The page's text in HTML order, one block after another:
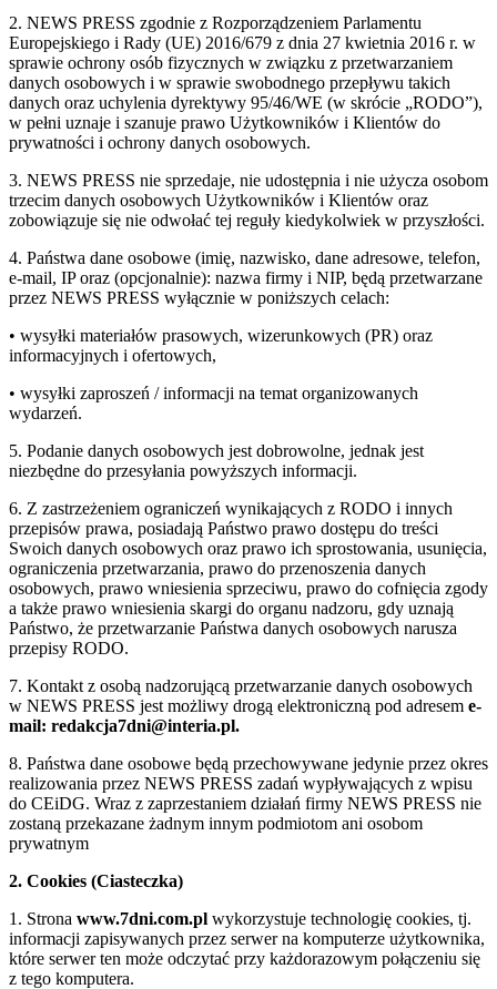
2. NEWS PRESS zgodnie z Rozporządzeniem Parlamentu
Europejskiego i Rady (UE) 2016/679 z dnia 27 kwietnia 2016 r. w
sprawie ochrony osób fizycznych w związku z przetwarzaniem
danych osobowych i w sprawie swobodnego przepływu takich
danych oraz uchylenia dyrektywy 95/46/WE (w skrócie „RODO”),
w pełni uznaje i szanuje prawo Użytkowników i Klientów do
prywatności i ochrony danych osobowych.
3. NEWS PRESS nie sprzedaje, nie udostępnia i nie użycza osobom
trzecim danych osobowych Użytkowników i Klientów oraz
zobowiązuje się nie odwołać tej reguły kiedykolwiek w przyszłości.
4. Państwa dane osobowe (imię, nazwisko, dane adresowe, telefon,
e-mail, IP oraz (opcjonalnie): nazwa firmy i NIP, będą przetwarzane
przez NEWS PRESS wyłącznie w poniższych celach:
• wysyłki materiałów prasowych, wizerunkowych (PR) oraz
informacyjnych i ofertowych,
• wysyłki zaproszeń / informacji na temat organizowanych
wydarzeń.
5. Podanie danych osobowych jest dobrowolne, jednak jest
niezbędne do przesyłania powyższych informacji.
6. Z zastrzeżeniem ograniczeń wynikających z RODO i innych
przepisów prawa, posiadają Państwo prawo dostępu do treści
Swoich danych osobowych oraz prawo ich sprostowania, usunięcia,
ograniczenia przetwarzania, prawo do przenoszenia danych
osobowych, prawo wniesienia sprzeciwu, prawo do cofnięcia zgody
a także prawo wniesienia skargi do organu nadzoru, gdy uznają
Państwo, że przetwarzanie Państwa danych osobowych narusza
przepisy RODO.
7. Kontakt z osobą nadzorującą przetwarzanie danych osobowych
w NEWS PRESS jest możliwy drogą elektroniczną pod adresem e-
mail: redakcja7dni@interia.pl.
8. Państwa dane osobowe będą przechowywane jedynie przez okres
realizowania przez NEWS PRESS zadań wypływających z wpisu
do CEiDG. Wraz z zaprzestaniem działań firmy NEWS PRESS nie
zostaną przekazane żadnym innym podmiotom ani osobom
prywatnym
2. Cookies (Ciasteczka)
1. Strona www.7dni.com.pl wykorzystuje technologię cookies, tj.
informacji zapisywanych przez serwer na komputerze użytkownika,
które serwer ten może odczytać przy każdorazowym połączeniu się
z tego komputera.